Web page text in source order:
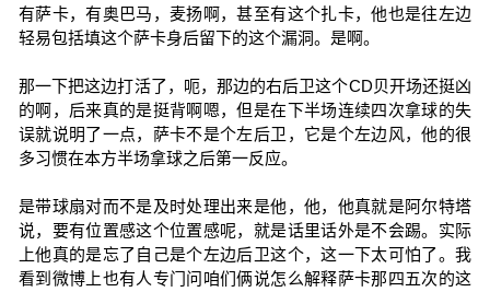
有萨卡，有奥巴马，麦扬啊，甚至有这个扎卡，他也是往左边
轻易包括填这个萨卡身后留下的这个漏洞。是啊。
那一下把这边打活了，呃，那边的右后卫这个CD贝开场还挺凶
的啊，后来真的是挺背啊嗯，但是在下半场连续四次拿球的失
误就说明了一点，萨卡不是个左后卫，它是个左边风，他的很
多习惯在本方半场拿球之后第一反应。
是带球扇对而不是及时处理出来是他，他，他真就是阿尔特塔
说，要有位置感这个位置感呢，就是话里话外是不会踢。实际
上他真的是忘了自己是个左边后卫这个，这一下太可怕了。我
看到微博上也有人专门问咱们俩说怎么解释萨卡那四五次的这